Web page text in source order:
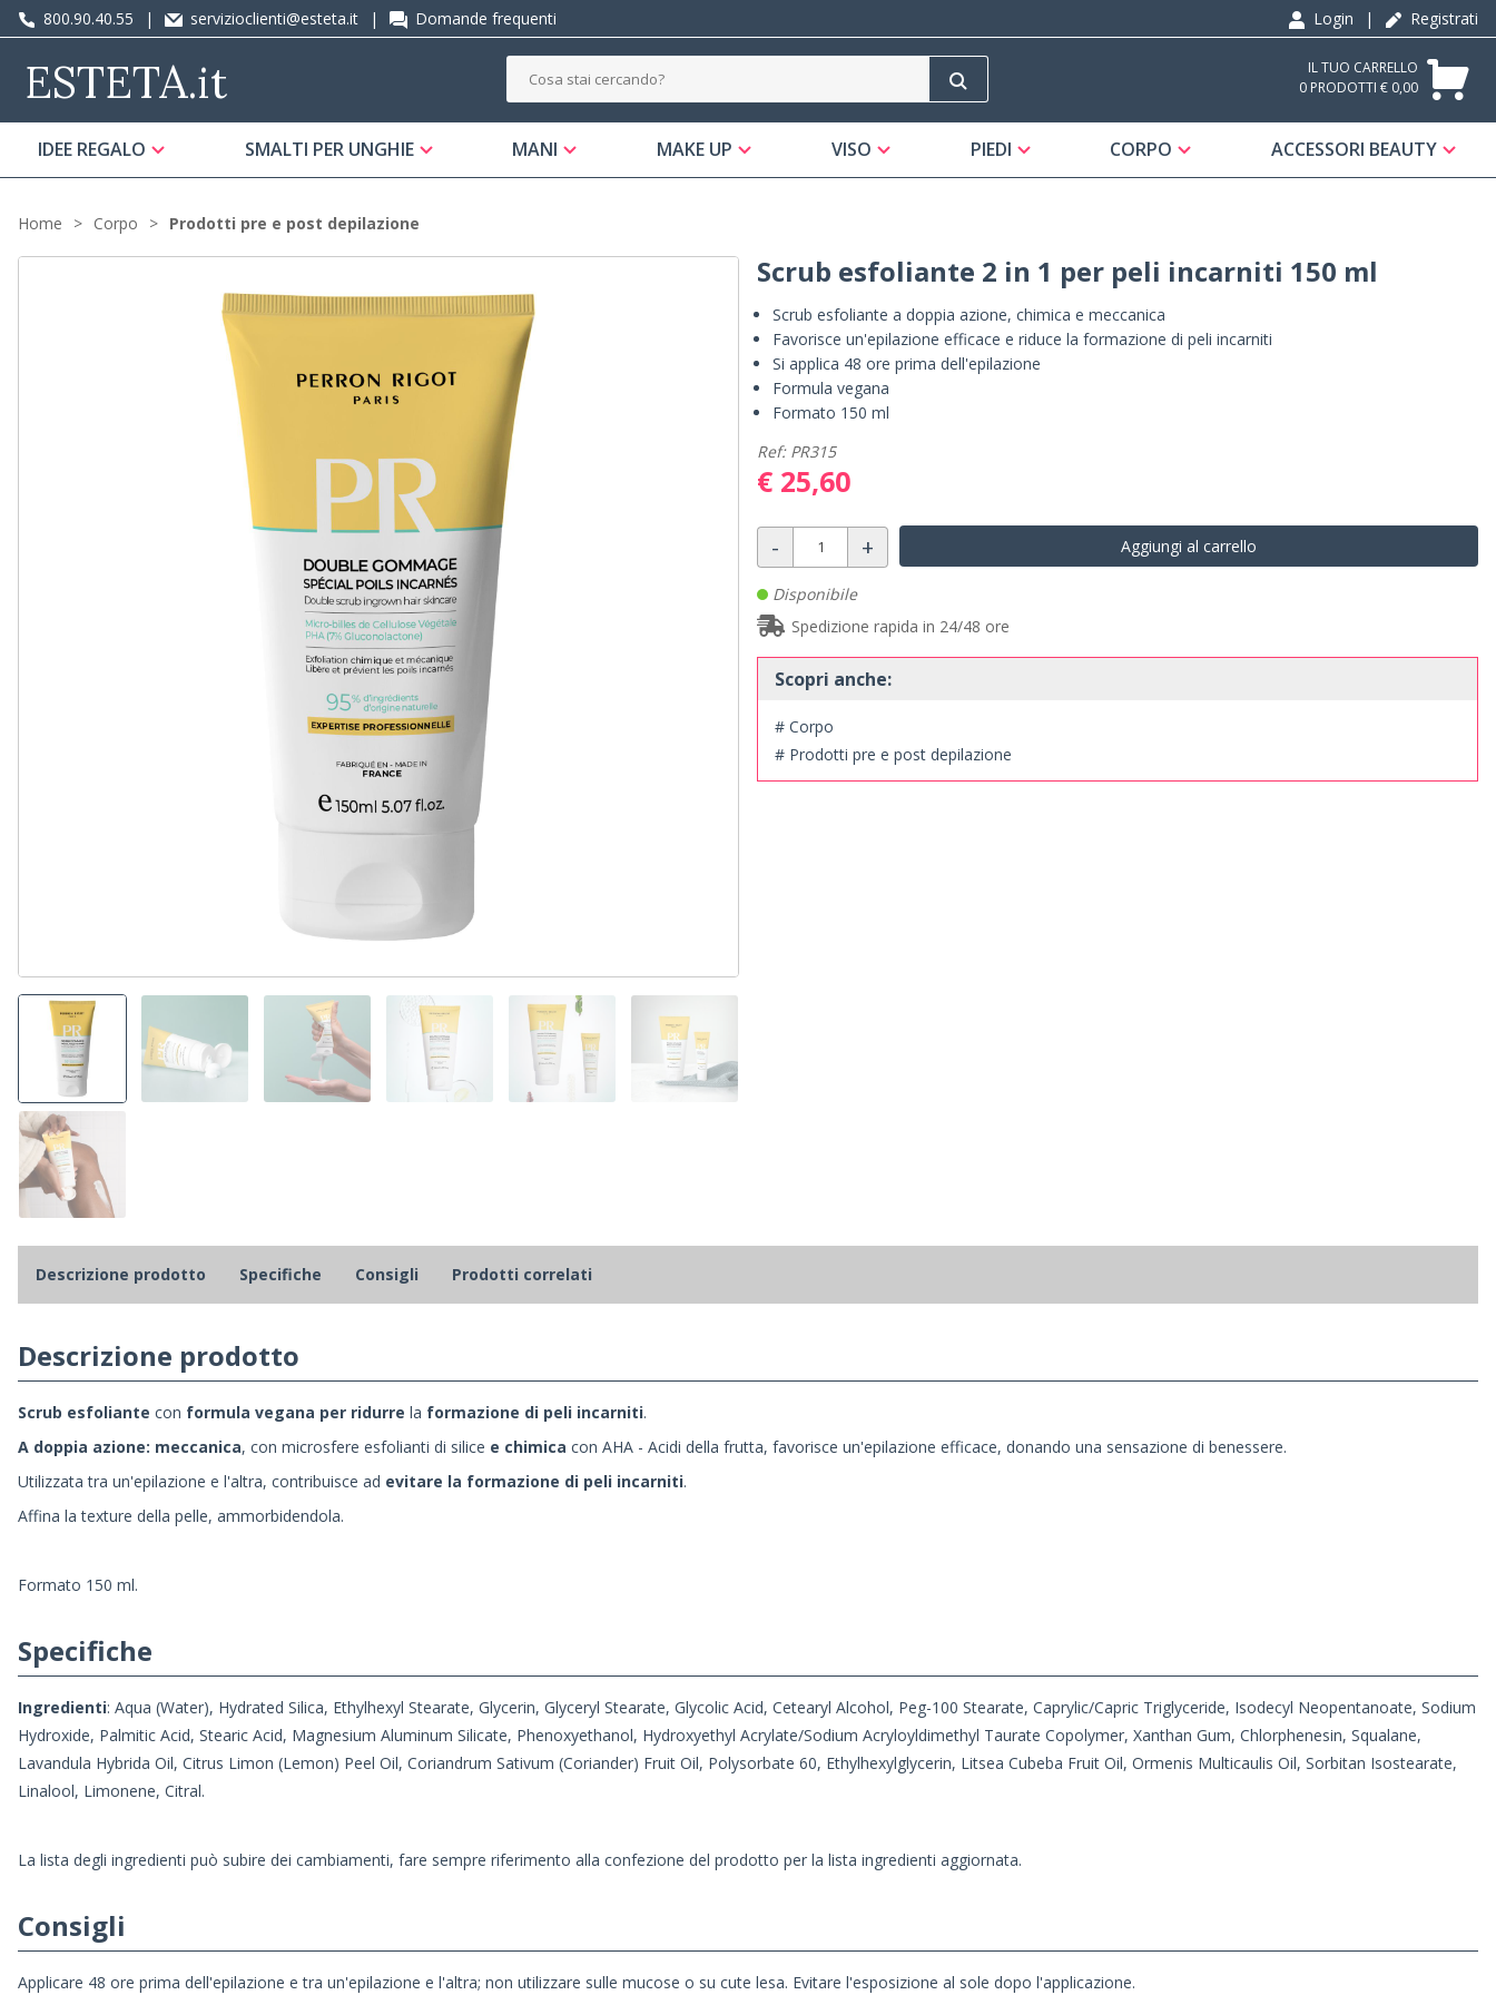
800.90.40.55 | servizioclienti@esteta.it | Domande frequenti Login | Registrati
ESTETA.it
IL TUO CARRELLO
0 PRODOTTI € 0,00
IDEE REGALO SMALTI PER UNGHIE MANI MAKE UP VISO PIEDI CORPO ACCESSORI BEAUTY
Home Corpo Prodotti pre e post depilazione
Scrub esfoliante 2 in 1 per peli incarniti 150 ml
Scrub esfoliante a doppia azione, chimica e meccanica
Favorisce un'epilazione efficace e riduce la formazione di peli incarniti
Si applica 48 ore prima dell'epilazione
Formula vegana
Formato 150 ml
Ref: PR315
€ 25,60
- + Aggiungi al carrello
Disponibile
Spedizione rapida in 24/48 ore
Scopri anche:
# Corpo
# Prodotti pre e post depilazione
Descrizione prodotto Specifiche Consigli Prodotti correlati
Descrizione prodotto
Scrub esfoliante con formula vegana per ridurre la formazione di peli incarniti.
A doppia azione: meccanica, con microsfere esfolianti di silice e chimica con AHA - Acidi della frutta, favorisce un'epilazione efficace, donando una sensazione di benessere.
Utilizzata tra un'epilazione e l'altra, contribuisce ad evitare la formazione di peli incarniti.
Affina la texture della pelle, ammorbidendola.
Formato 150 ml.
Specifiche
Ingredienti: Aqua (Water), Hydrated Silica, Ethylhexyl Stearate, Glycerin, Glyceryl Stearate, Glycolic Acid, Cetearyl Alcohol, Peg-100 Stearate, Caprylic/Capric Triglyceride, Isodecyl Neopentanoate, Sodium
Hydroxide, Palmitic Acid, Stearic Acid, Magnesium Aluminum Silicate, Phenoxyethanol, Hydroxyethyl Acrylate/Sodium Acryloyldimethyl Taurate Copolymer, Xanthan Gum, Chlorphenesin, Squalane,
Lavandula Hybrida Oil, Citrus Limon (Lemon) Peel Oil, Coriandrum Sativum (Coriander) Fruit Oil, Polysorbate 60, Ethylhexylglycerin, Litsea Cubeba Fruit Oil, Ormenis Multicaulis Oil, Sorbitan Isostearate,
Linalool, Limonene, Citral.
La lista degli ingredienti può subire dei cambiamenti, fare sempre riferimento alla confezione del prodotto per la lista ingredienti aggiornata.
Consigli
Applicare 48 ore prima dell'epilazione e tra un'epilazione e l'altra; non utilizzare sulle mucose o su cute lesa. Evitare l'esposizione al sole dopo l'applicazione.